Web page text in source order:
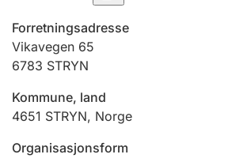
Tinglysing
Jeger
Ektepaktveileder
Forretningsadresse
Vikavegen 65
6783 STRYN
Kommune, land
4651 STRYN, Norge
Organisasjonsform